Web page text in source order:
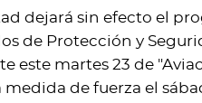
dejará sin efecto el
de Protección y
este martes 23 de
medida de fuerza el